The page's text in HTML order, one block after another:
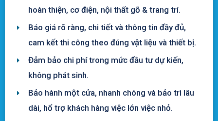
hoàn thiện, cơ điện, nội thất gỗ & trang trí.
Báo giá rõ ràng, chi tiết và thông tin đầy đủ,
cam kết thi công theo đúng vật liệu và thiết bị.
Đảm bảo chi phí trong mức đầu tư dự kiến,
không phát sinh.
Bảo hành một cửa, nhanh chóng và bảo trì lâu
dài, hổ trợ khách hàng việc lớn việc nhỏ.